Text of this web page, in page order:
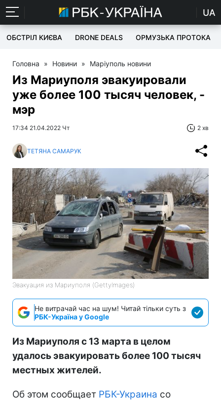
UA
ОБСТРІЛ КИЄВА DRONE DEALS ОРМУЗЬКА ПРОТОКА
Головна » Новини » Маріуполь новини
Из Мариуполя эвакуировали
уже более 100 тысяч человек, -
мэр
17:34 21.04.2022 Чт 2 хв
ТЕТЯНА САМАРУК
Эвакуация из Мариуполя (GettyImages)
Не витрачай час на шум! Читай тільки суть з
РБК-Україна у Google
Из Мариуполя с 13 марта в целом
удалось эвакуировать более 100 тысяч
местных жителей.
Об этом сообщает РБК-Украина со